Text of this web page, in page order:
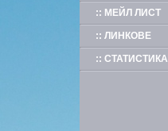
:: МЕЙЛ ЛИСТ
:: ЛИНКОВЕ
:: СТАТИСТИКА